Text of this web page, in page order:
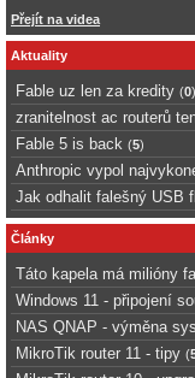
Přejít na videa
Aktuality
Fable uz len za kredity (0)
zranitelnost ac routerů
Fable 5 is back (5)
Anthropic vypol
Jak odhalit falešný USB
Články
Táto kapela má milióny
Windows 11 - připojení
NAS QNAP - výměna
MikroTik router 11 - tipy (